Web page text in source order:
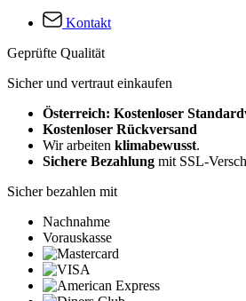
Kontakt
Geprüfte Qualität
Sicher und vertraut einkaufen
Österreich: Kostenloser
Kostenloser Rückversand
Wir arbeiten klimabewusst.
Sichere Bezahlung mit SSL-
Sicher bezahlen mit
Nachnahme
Vorauskasse